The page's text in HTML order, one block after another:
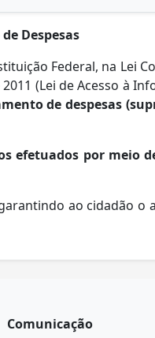
Despesas
Federal, na Lei
(Lei de Acesso à
de despesas
efetuados por meio
ao cidadão o
Comunicação